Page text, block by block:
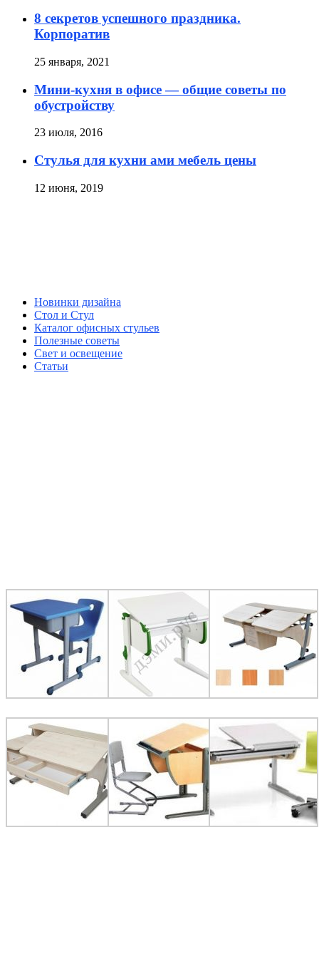
8 секретов успешного праздника.
Корпоратив
25 января, 2021
Мини-кухня в офисе — общие советы по
обустройству
23 июля, 2016
Стулья для кухни ами мебель цены
12 июня, 2019
Новинки дизайна
Стол и Стул
Каталог офисных стульев
Полезные советы
Свет и освещение
Статьи